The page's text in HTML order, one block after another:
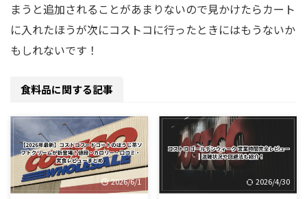
まうと追加されることがあまりないので見かけたらカート
に入れたほうが次にコストコに行ったときにはもうないか
もしれないです！
食料品に関する記事
2026/6/1 2026/4/30